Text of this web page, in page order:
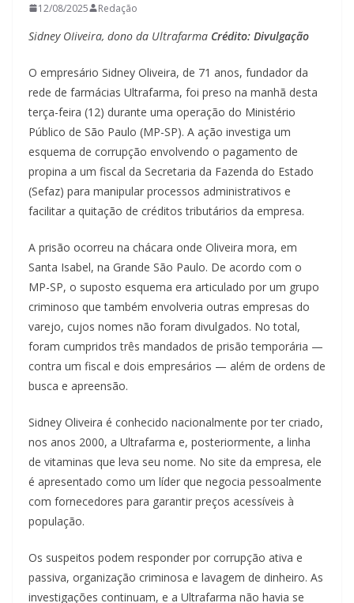
12/08/2025 Redação
Sidney OIiveira, dono da Ultrafarma Crédito: Divulgação
O empresário Sidney Oliveira, de 71 anos, fundador da
rede de farmácias Ultrafarma, foi preso na manhã desta
terça-feira (12) durante uma operação do Ministério
Público de São Paulo (MP-SP). A ação investiga um
esquema de corrupção envolvendo o pagamento de
propina a um fiscal da Secretaria da Fazenda do Estado
(Sefaz) para manipular processos administrativos e
facilitar a quitação de créditos tributários da empresa.
A prisão ocorreu na chácara onde Oliveira mora, em
Santa Isabel, na Grande São Paulo. De acordo com o
MP-SP, o suposto esquema era articulado por um grupo
criminoso que também envolveria outras empresas do
varejo, cujos nomes não foram divulgados. No total,
foram cumpridos três mandados de prisão temporária —
contra um fiscal e dois empresários — além de ordens de
busca e apreensão.
Sidney Oliveira é conhecido nacionalmente por ter criado,
nos anos 2000, a Ultrafarma e, posteriormente, a linha
de vitaminas que leva seu nome. No site da empresa, ele
é apresentado como um líder que negocia pessoalmente
com fornecedores para garantir preços acessíveis à
população.
Os suspeitos podem responder por corrupção ativa e
passiva, organização criminosa e lavagem de dinheiro. As
investigações continuam, e a Ultrafarma não havia se